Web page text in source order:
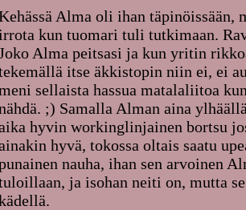
Alma oli ihan
kun tuomari tuli tutkimaan.
Alma peitsasi ja kun yritin
itse äkkistopin niin ei, ei
sellaista hassua matalaliitoa
;) Samalla Alman aina
hyvin workinglinjainen bortsu
hyvä, tokossa oltais saatu
nauha, ihan sen arvoinen
ja isohan neiti on, mutta